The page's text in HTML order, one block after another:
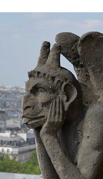
sont les avantages et